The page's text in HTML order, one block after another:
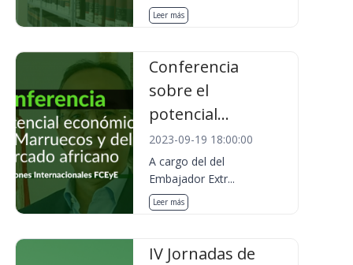
Leer más
Conferencia
sobre el
potencial...
2023-09-19 18:00:00
A cargo del del
Embajador Extr...
Leer más
IV Jornadas de